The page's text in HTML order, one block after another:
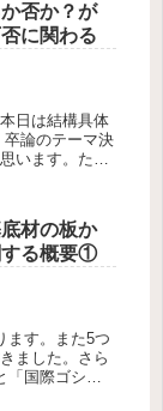
否か？が
に関わる
日は結構具体
います。た
材の板か
する概要①
ます。また5つ
ました。さら
国際ゴシッ